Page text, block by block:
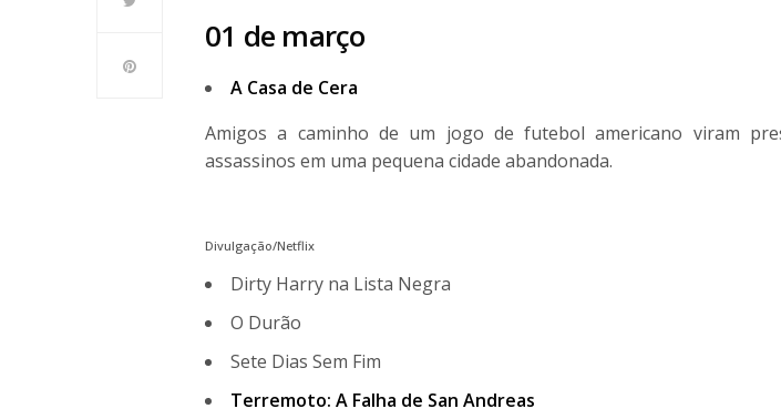
01 de março
A Casa de Cera
Amigos a caminho de um jogo de futebol americano viram
assassinos em uma pequena cidade abandonada.
Divulgação/Netflix
Dirty Harry na Lista Negra
O Durão
Sete Dias Sem Fim
Terremoto: A Falha de San Andreas